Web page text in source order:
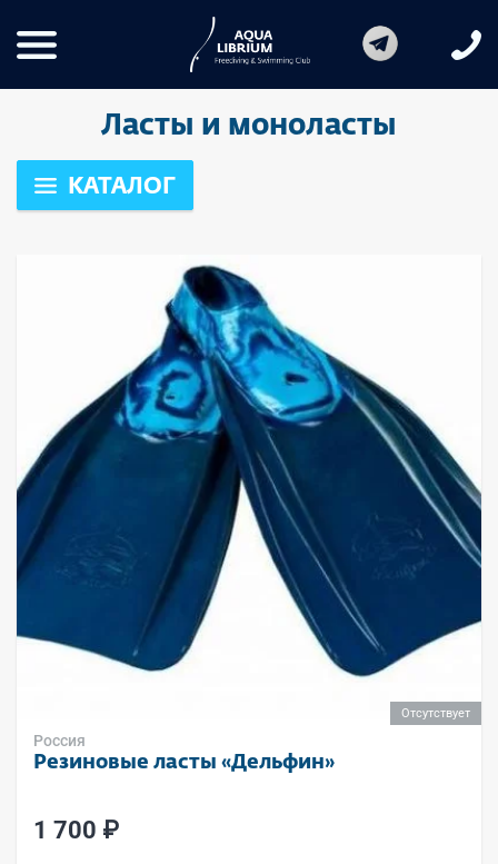
Ласты и моноласты
КАТАЛОГ
Отсутствует
Россия
Резиновые ласты «Дельфин»
1 700 ₽